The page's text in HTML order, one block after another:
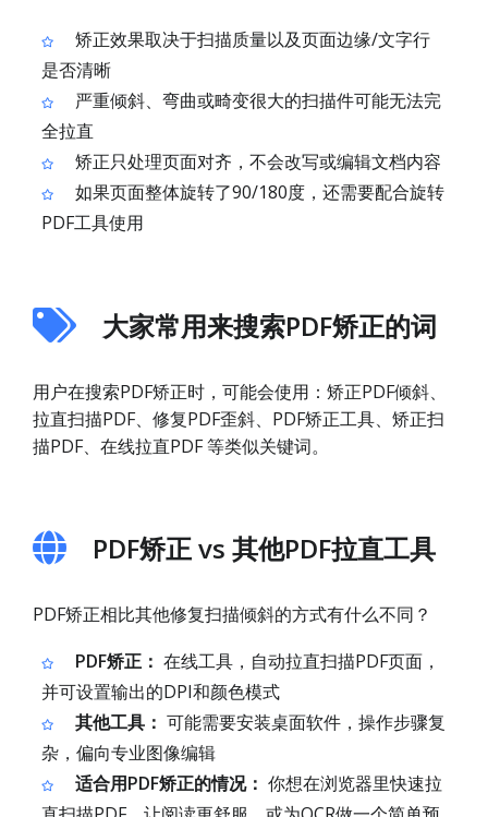
矫正效果取决于扫描质量以及页面边缘/文字行
是否清晰
严重倾斜、弯曲或畸变很大的扫描件可能无法完
全拉直
矫正只处理页面对齐，不会改写或编辑文档内容
如果页面整体旋转了90/180度，还需要配合旋转
PDF工具使用
大家常用来搜索PDF矫正的词
用户在搜索PDF矫正时，可能会使用：矫正PDF倾斜、
拉直扫描PDF、修复PDF歪斜、PDF矫正工具、矫正扫
描PDF、在线拉直PDF 等类似关键词。
PDF矫正 vs 其他PDF拉直工具
PDF矫正相比其他修复扫描倾斜的方式有什么不同？
PDF矫正： 在线工具，自动拉直扫描PDF页面，
并可设置输出的DPI和颜色模式
其他工具： 可能需要安装桌面软件，操作步骤复
杂，偏向专业图像编辑
适合用PDF矫正的情况： 你想在浏览器里快速拉